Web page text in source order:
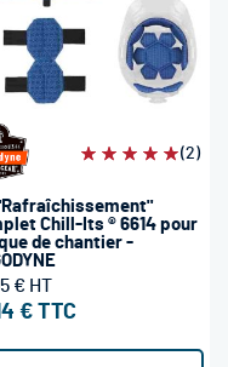
Évaluation:(2)
Chill-Its ® 6614 pour
de chantier -
€
€